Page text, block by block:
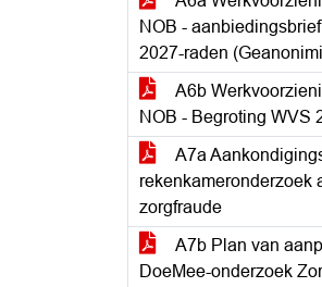
NOB -
2027-raden
A6b
NOB - Begroting WVS
A7a
rekenkameronderzoek
zorgfraude
A7b Plan van
DoeMee-onderzoek